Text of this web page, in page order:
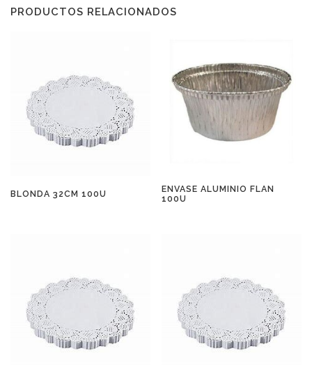
PRODUCTOS RELACIONADOS
BLONDA 32CM 100U
ENVASE ALUMINIO FLAN
100U